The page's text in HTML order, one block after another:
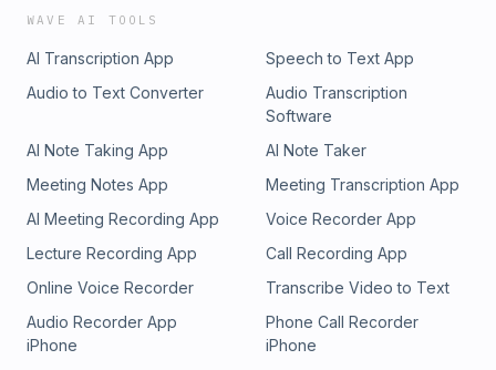
WAVE AI TOOLS
AI Transcription App
Speech to Text App
Audio to Text Converter
Audio Transcription
Software
AI Note Taking App
AI Note Taker
Meeting Notes App
Meeting Transcription App
AI Meeting Recording App
Voice Recorder App
Lecture Recording App
Call Recording App
Online Voice Recorder
Transcribe Video to Text
Audio Recorder App
iPhone
Phone Call Recorder
iPhone